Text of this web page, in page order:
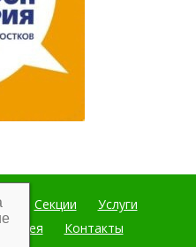
Секции
Услуги
Контакты